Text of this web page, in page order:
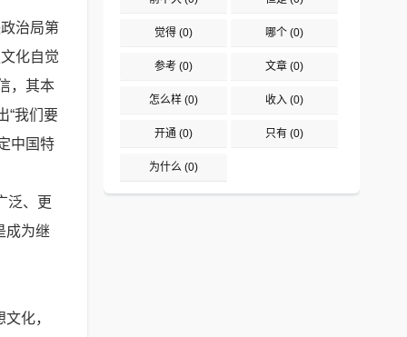
治局第
化自觉
，其本
“我们要
中国特
泛、更
成为继
化，
觉得 (0) 哪个 (0)
参考 (0) 文章 (0)
怎么样 (0) 收入 (0)
开通 (0) 只有 (0)
为什么 (0)